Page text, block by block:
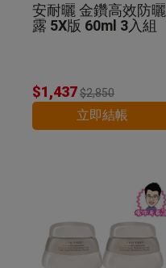
安耐曬 金鑽高效防曬
露 5X版 60ml 3入組
$1,437$2,850
立即結帳